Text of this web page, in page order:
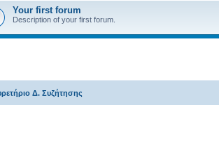
Your first forum
Description of your first forum.
Δ. Συζήτησης